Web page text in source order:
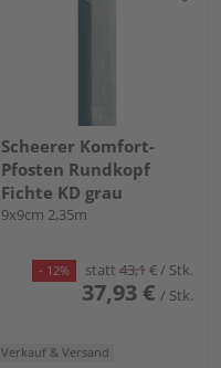
Scheerer Komfort-
Pfosten Rundkopf
Fichte KD grau
9x9cm 2,35m
- 12% statt 43,1€/ Stk.
37,93 € / Stk.
Verkauf & Versand